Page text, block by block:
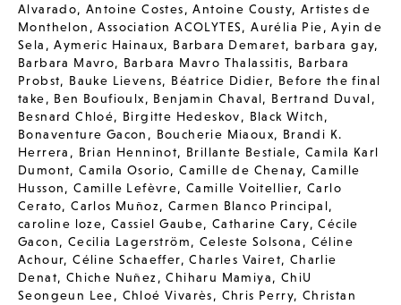
Alvarado,Antoine Costes,Antoine Cousty, Artistes de
Monthelon ,Association ACOLYTES,Aurélia Pie,Ayin de
Sela ,Aymeric Hainaux, Barbara Demaret, barbara gay,
Barbara Mavro, Barbara Mavro Thalassitis, Barbara
Probst, Bauke Lievens, Béatrice Didier, Before the final
take, Ben Boufioulx, Benjamin Chaval, Bertrand Duval,
Besnard Chloé, Birgitte Hedeskov, Black Witch,
Bonaventure Gacon , Boucherie Miaoux, Brandi K.
Herrera , Brian Henninot, Brillante Bestiale,Camila Karl
Dumont,Camila Osorio,Camille de Chenay, Camille
Husson,Camille Lefèvre,Camille Voitellier,Carlo
Cerato,Carlos Muñoz, Carmen Blanco Principal,
caroline loze,Cassiel Gaube,Catharine Cary,Cécile
Gacon, Cecilia Lagerström, Celeste Solsona , Céline
Achour,Céline Schaeffer,Charles Vairet, Charlie
Denat, Chiche Nuñez ,Chiharu Mamiya, ChiU
Seongeun Lee, Chloé Vivarès, Chris Perry, Christan